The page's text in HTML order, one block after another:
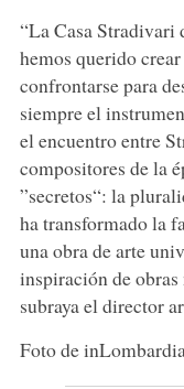
“La Casa Stradivari
hemos querido
confrontarse para
siempre el
el encuentro entre
compositores de la
”secretos“: la
ha transformado la
una obra de arte
inspiración de obras
subraya el director
Foto de inLombardia